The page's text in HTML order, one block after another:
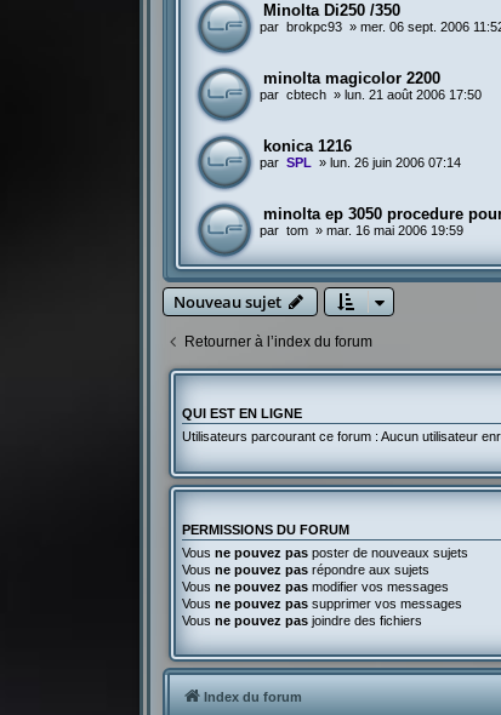
Minolta Di250 /350
par brokpc93 »mer. 06 sept. 2006
minolta magicolor 2200
par cbtech » lun. 21 août 2006 17:50
konica 1216
par SPL » lun. 26 juin 2006 07:14
minolta ep 3050 procedure
par tom »mar. 16 mai 2006 19:59
Nouveau sujet
Retourner à l’index du forum
QUI EST EN LIGNE
Utilisateurs parcourant ce forum : Aucun utilisateur
PERMISSIONS DU FORUM
Vousne pouvez pas poster de nouveaux sujets
Vousne pouvez pas répondre aux sujets
Vousne pouvez pas modifier vos messages
Vousne pouvez pas supprimer vos messages
Vousne pouvez pas joindre des fichiers
Index du forum